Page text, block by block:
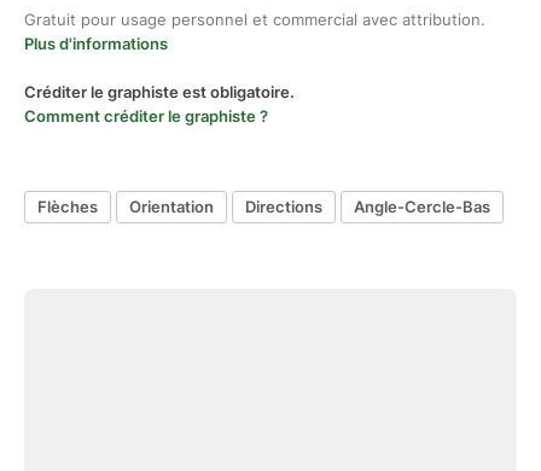
Gratuit pour usage personnel et commercial avec attribution.
Plus d'informations
Créditer le graphiste est obligatoire.
Comment créditer le graphiste ?
Flèches Orientation Directions Angle-Cercle-Bas